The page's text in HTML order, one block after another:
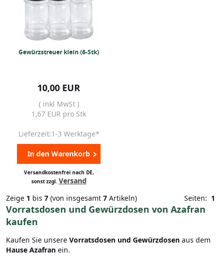
Gewürzstreuer klein (6-Stk)
10,00 EUR
( inkl MwSt )
1,67 EUR pro Stk
Lieferzeit:1-3 Werktage*
In den Warenkorb
Versandkostenfrei nach DE,
sonst zzgl. Versand
Zeige 1 bis 7 (von insgesamt 7 Artikeln) Seiten: 1
Vorratsdosen und Gewürzdosen von Azafran
kaufen
Kaufen Sie unsere Vorratsdosen und Gewürzdosen aus dem
Hause Azafran ein.